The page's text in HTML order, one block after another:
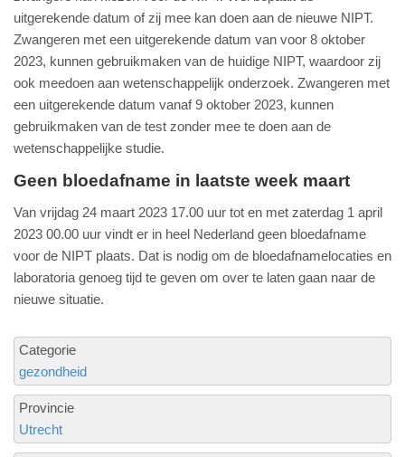
uitgerekende datum of zij mee kan doen aan de nieuwe NIPT.
Zwangeren met een uitgerekende datum van voor 8 oktober
2023, kunnen gebruikmaken van de huidige NIPT, waardoor zij
ook meedoen aan wetenschappelijk onderzoek. Zwangeren met
een uitgerekende datum vanaf 9 oktober 2023, kunnen
gebruikmaken van de test zonder mee te doen aan de
wetenschappelijke studie.
Geen bloedafname in laatste week maart
Van vrijdag 24 maart 2023 17.00 uur tot en met zaterdag 1 april
2023 00.00 uur vindt er in heel Nederland geen bloedafname
voor de NIPT plaats. Dat is nodig om de bloedafnamelocaties en
laboratoria genoeg tijd te geven om over te laten gaan naar de
nieuwe situatie.
Categorie
gezondheid
Provincie
Utrecht